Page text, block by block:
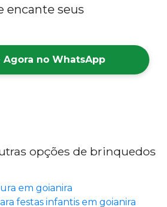
encante seus
Agora no WhatsApp
opções de brinquedos
em goianira
festas infantis em goianira